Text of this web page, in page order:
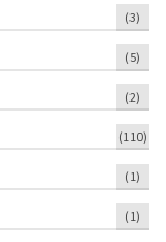
(3)
(5)
(2)
(110)
(1)
(1)